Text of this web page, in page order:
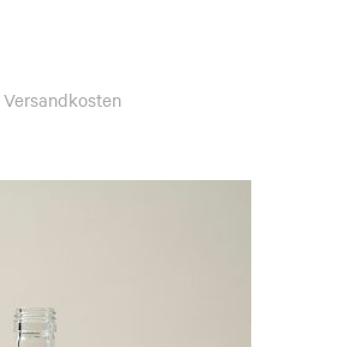
Versandkosten